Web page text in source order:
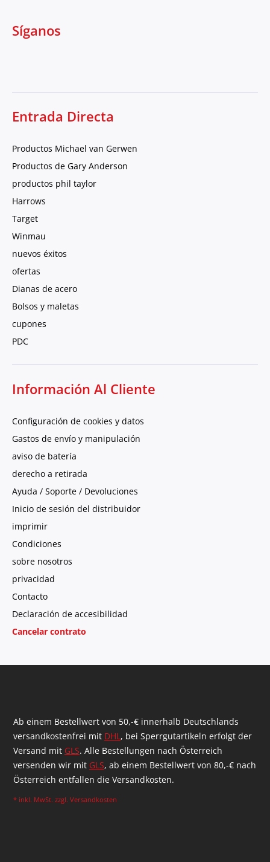
Síganos
Entrada Directa
Productos Michael van Gerwen
Productos de Gary Anderson
productos phil taylor
Harrows
Target
Winmau
nuevos éxitos
ofertas
Dianas de acero
Bolsos y maletas
cupones
PDC
Información Al Cliente
Configuración de cookies y datos
Gastos de envío y manipulación
aviso de batería
derecho a retirada
Ayuda / Soporte / Devoluciones
Inicio de sesión del distribuidor
imprimir
Condiciones
sobre nosotros
privacidad
Contacto
Declaración de accesibilidad
Cancelar contrato
Ab einem Bestellwert von 50,-€ innerhalb Deutschlands
versandkostenfrei mit DHL, bei Sperrgutartikeln erfolgt der
Versand mit GLS. Alle Bestellungen nach Österreich
versenden wir mit GLS, ab einem Bestellwert von 80,-€ nach
Österreich entfallen die Versandkosten.
* inkl. MwSt. zzgl. Versandkosten